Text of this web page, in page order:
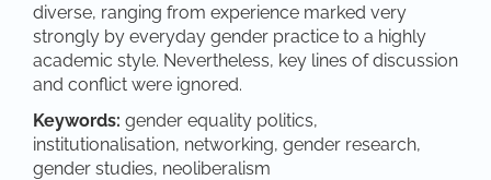
diverse, ranging from experience marked very
strongly by everyday gender practice to a highly
academic style. Nevertheless, key lines of discussion
and conflict were ignored.
Keywords: gender equality politics,
institutionalisation, networking, gender research,
gender studies, neoliberalism